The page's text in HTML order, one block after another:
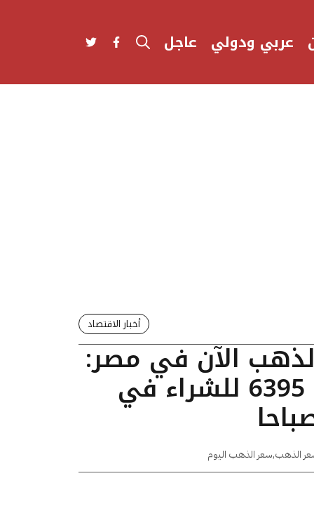
عربي ودولي عاجل
أخبار الاقتصاد
الآن في مصر:
عيار 24 يسجل 6395 للشراء في
الذهب,سعر الذهب اليوم